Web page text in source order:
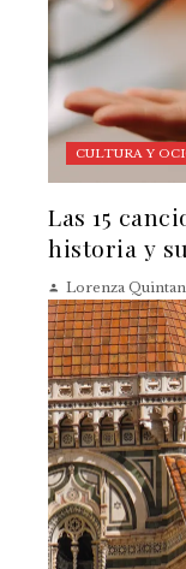
CULTURA Y
Las 15
historia y
Lorenza